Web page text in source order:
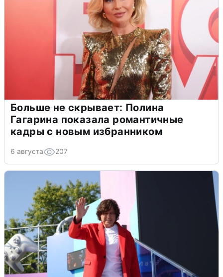
Больше не скрывает: Полина
Гагарина показала романтичные
кадры с новым избранником
6 августа 207